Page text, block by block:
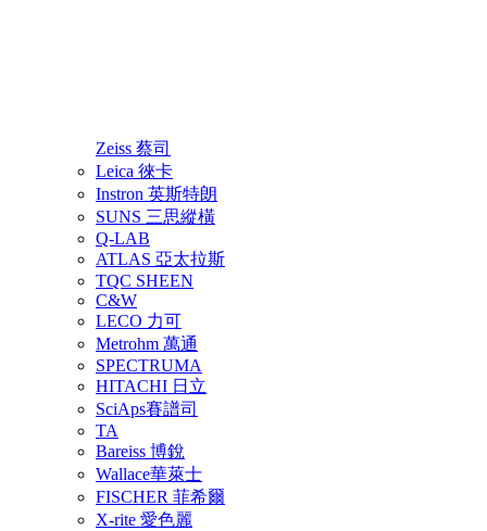
Zeiss 蔡司
Leica 徠卡
Instron 英斯特朗
SUNS 三思縱橫
Q-LAB
ATLAS 亞太拉斯
TQC SHEEN
C&W
LECO 力可
Metrohm 萬通
SPECTRUMA
HITACHI 日立
SciAps賽譜司
TA
Bareiss 博銳
Wallace華萊士
FISCHER 菲希爾
X-rite 愛色麗